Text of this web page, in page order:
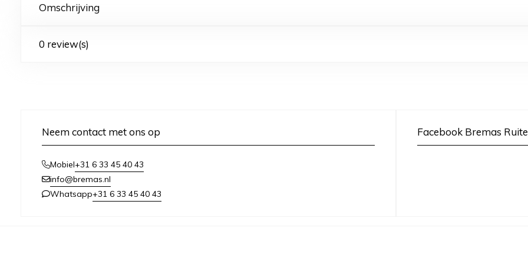
Omschrijving
0 review(s)
Neem contact met ons op
Mobiel+31 6 33 45 40 43
info@bremas.nl
Whatsapp+31 6 33 45 40 43
Facebook Bremas